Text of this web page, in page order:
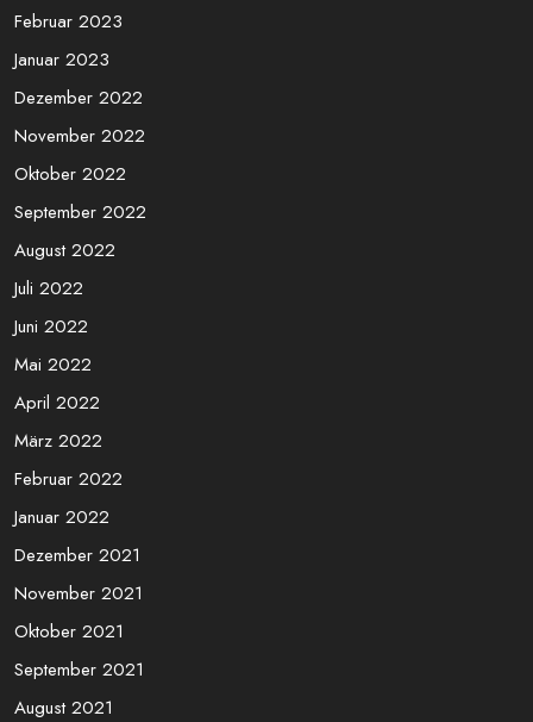
Februar 2023
Januar 2023
Dezember 2022
November 2022
Oktober 2022
September 2022
August 2022
Juli 2022
Juni 2022
Mai 2022
April 2022
März 2022
Februar 2022
Januar 2022
Dezember 2021
November 2021
Oktober 2021
September 2021
August 2021